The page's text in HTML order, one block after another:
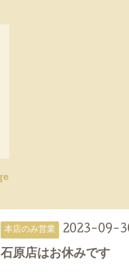
本店のみ営業 2023-09-
石原店はお休みです